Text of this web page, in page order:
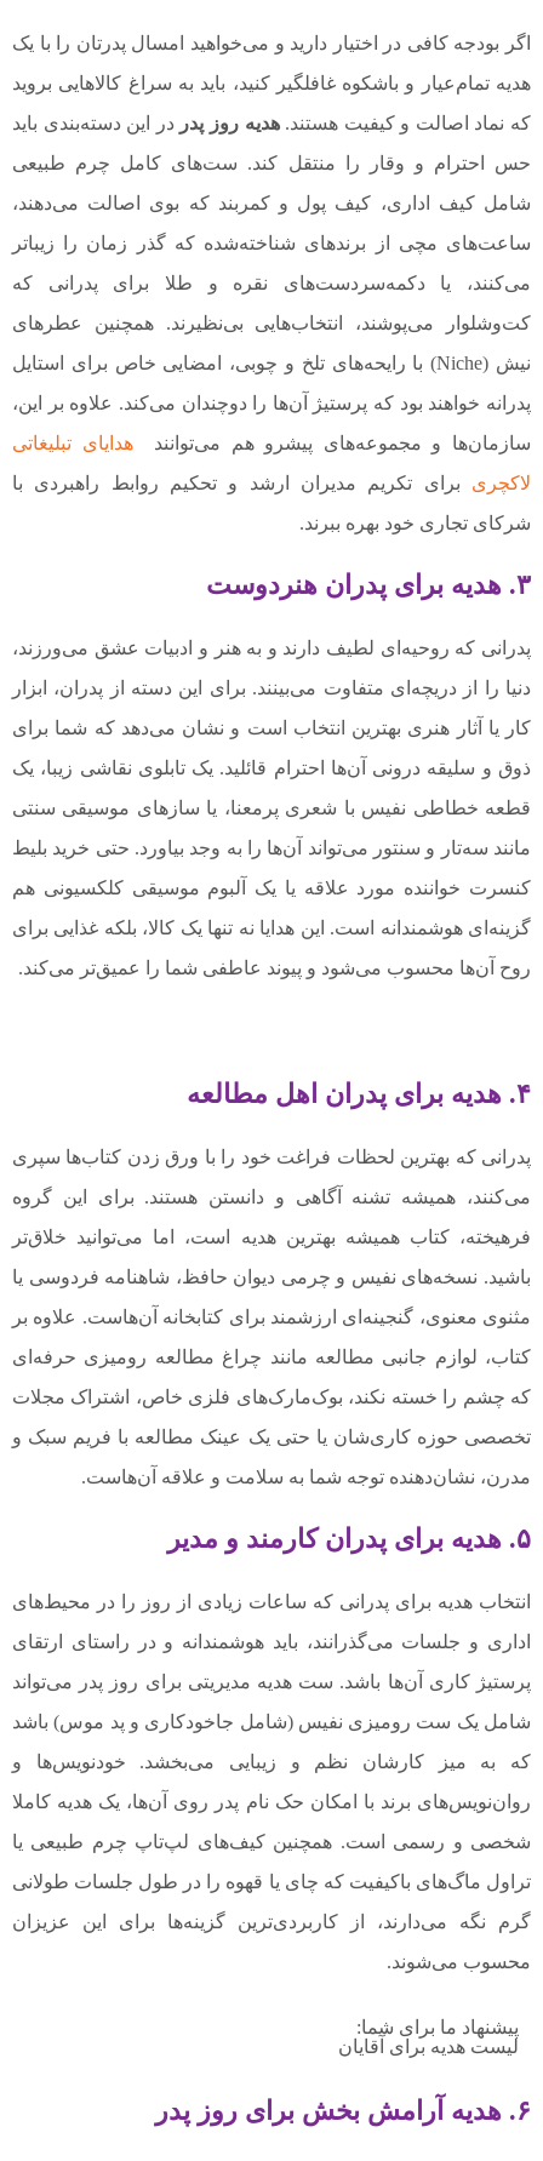
اگر بودجه کافی در اختیار دارید و می‌خواهید امسال پدرتان را با یک
هدیه تمام‌عیار و باشکوه غافلگیر کنید، باید به سراغ کالاهایی بروید
که نماد اصالت و کیفیت هستند.هدیه روز پدر در این دسته‌بندی باید
حس احترام و وقار را منتقل کند. ست‌های کامل چرم طبیعی
شامل کیف اداری، کیف پول و کمربند که بوی اصالت می‌دهند،
ساعت‌های مچی از برندهای شناخته‌شده که گذر زمان را زیباتر
می‌کنند، یا دکمه‌سردست‌های نقره و طلا برای پدرانی که
کت‌وشلوار می‌پوشند، انتخاب‌هایی بی‌نظیرند. همچنین عطرهای
نیش (Niche) با رایحه‌های تلخ و چوبی، امضایی خاص برای استایل
پدرانه خواهند بود که پرستیژ آن‌ها را دوچندان می‌کند. علاوه بر این،
سازمان‌ها و مجموعه‌های پیشرو هم می‌توانندهدایای تبلیغاتی
لاکچری برای تکریم مدیران ارشد و تحکیم روابط راهبردی با
شرکای تجاری خود بهره ببرند.
۳. هدیه برای پدران هنردوست
پدرانی که روحیه‌ای لطیف دارند و به هنر و ادبیات عشق می‌ورزند،
دنیا را از دریچه‌ای متفاوت می‌بینند. برای این دسته از پدران، ابزار
کار یا آثار هنری بهترین انتخاب است و نشان می‌دهد که شما برای
ذوق و سلیقه درونی آن‌ها احترام قائلید. یک تابلوی نقاشی زیبا، یک
قطعه خطاطی نفیس با شعری پرمعنا، یا سازهای موسیقی سنتی
مانند سه‌تار و سنتور می‌تواند آن‌ها را به وجد بیاورد. حتی خرید بلیط
کنسرت خواننده مورد علاقه یا یک آلبوم موسیقی کلکسیونی هم
گزینه‌ای هوشمندانه است. این هدایا نه تنها یک کالا، بلکه غذایی برای
روح آن‌ها محسوب می‌شود و پیوند عاطفی شما را عمیق‌تر می‌کند.
۴. هدیه برای پدران اهل مطالعه
پدرانی که بهترین لحظات فراغت خود را با ورق زدن کتاب‌ها سپری
می‌کنند، همیشه تشنه آگاهی و دانستن هستند. برای این گروه
فرهیخته، کتاب همیشه بهترین هدیه است، اما می‌توانید خلاق‌تر
باشید. نسخه‌های نفیس و چرمی دیوان حافظ، شاهنامه فردوسی یا
مثنوی معنوی، گنجینه‌ای ارزشمند برای کتابخانه آن‌هاست. علاوه بر
کتاب، لوازم جانبی مطالعه مانند چراغ مطالعه رومیزی حرفه‌ای
که چشم را خسته نکند، بوک‌مارک‌های فلزی خاص، اشتراک مجلات
تخصصی حوزه کاری‌شان یا حتی یک عینک مطالعه با فریم سبک و
مدرن، نشان‌دهنده توجه شما به سلامت و علاقه آن‌هاست.
۵. هدیه برای پدران کارمند و مدیر
انتخاب هدیه برای پدرانی که ساعات زیادی از روز را در محیط‌های
اداری و جلسات می‌گذرانند، باید هوشمندانه و در راستای ارتقای
پرستیژ کاری آن‌ها باشد. ست هدیه مدیریتی برای روز پدر می‌تواند
شامل یک ست رومیزی نفیس (شامل جاخودکاری و پد موس) باشد
که به میز کارشان نظم و زیبایی می‌بخشد. خودنویس‌ها و
روان‌نویس‌های برند با امکان حک نام پدر روی آن‌ها، یک هدیه کاملا
شخصی و رسمی است. همچنین کیف‌های لپ‌تاپ چرم طبیعی یا
تراول ماگ‌های باکیفیت که چای یا قهوه را در طول جلسات طولانی
گرم نگه می‌دارند، از کاربردی‌ترین گزینه‌ها برای این عزیزان
محسوب می‌شوند.
پیشنهاد ما برای شما:
لیست هدیه برای آقایان
۶. هدیه آرامش بخش برای روز پدر